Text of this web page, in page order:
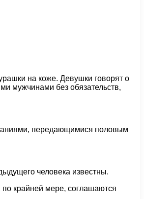
на коже. Девушки говорят о
мужчинами без обязательств,
передающимися половым
человека известны.
крайней мере, соглашаются